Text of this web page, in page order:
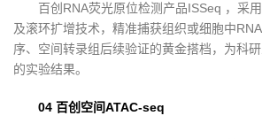
百创RNA荧光原位检测产品ISSeq ，采
及滚环扩增技术，精准捕获组织或细胞中
序、空间转录组后续验证的黄金搭档，为科
的实验结果。
04 百创空间ATAC-seq